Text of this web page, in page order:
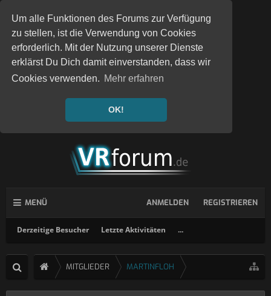
Um alle Funktionen des Forums zur Verfügung
zu stellen, ist die Verwendung von Cookies
erforderlich. Mit der Nutzung unserer Dienste
erklärst Du Dich damit einverstanden, dass wir
Cookies verwenden. Mehr erfahren
OK!
MENÜ
Derzeitige Besucher Letzte Aktivitäten ...
ANMELDEN REGISTRIEREN
MITGLIEDER MARTINFLOH